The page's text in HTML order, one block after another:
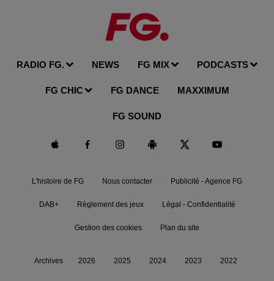
RADIO FG. NEWS FG MIX PODCASTS
FG CHIC FG DANCE MAXXIMUM
FG SOUND
L'histoire de FG Nous contacter Publicité - Agence FG
DAB+ Règlement des jeux Légal - Confidentialité
Gestion des cookies Plan du site
Archives 2026 2025 2024 2023 2022